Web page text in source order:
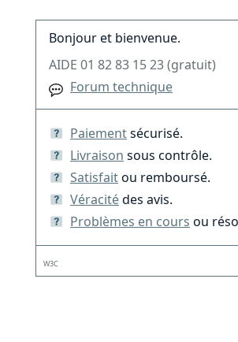
Bonjour et bienvenue.
AIDE 01 82 83 15 23 (gratuit)
Forum technique
Paiementsécurisé.
Livraison sous contrôle.
Satisfaitou remboursé.
Véracitédes avis.
Problèmes en cours ou
W3C